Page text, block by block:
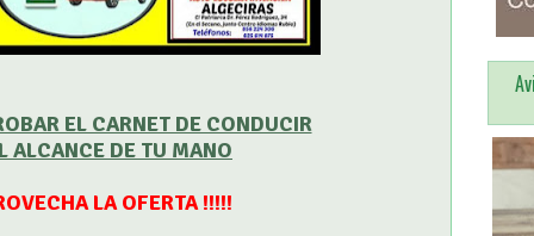
EL CARNET DE CONDUCIR
ALCANCE DE TU MANO
LA OFERTA !!!!!